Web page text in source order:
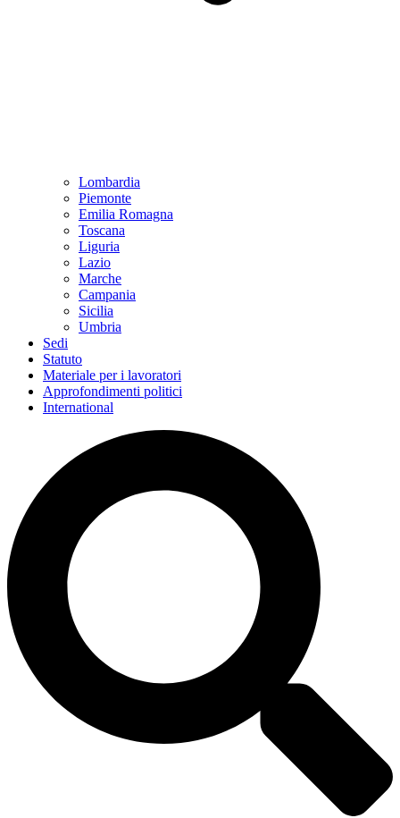
Lombardia
Piemonte
Emilia Romagna
Toscana
Liguria
Lazio
Marche
Campania
Sicilia
Umbria
Sedi
Statuto
Materiale per i lavoratori
Approfondimenti politici
International